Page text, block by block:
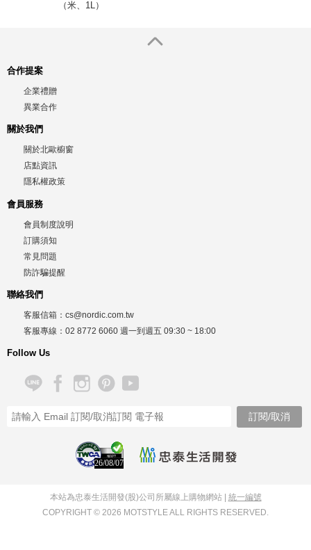
（米、1L）
合作提案
企業禮贈
異業合作
關於我們
關於北歐櫥窗
店點資訊
隱私權政策
會員服務
會員制度說明
訂購須知
常見問題
防詐騙提醒
聯絡我們
客服信箱： cs@nordic.com.tw
客服專線： 02 8772 6060 週一到週五 09:30 ~ 18:00
Follow Us
26/08/07
本站為忠泰生活開發(股)公司所屬線上購物網站 | 統一編號
COPYRIGHT © 2026 MOTSTYLE ALL RIGHTS RESERVED.